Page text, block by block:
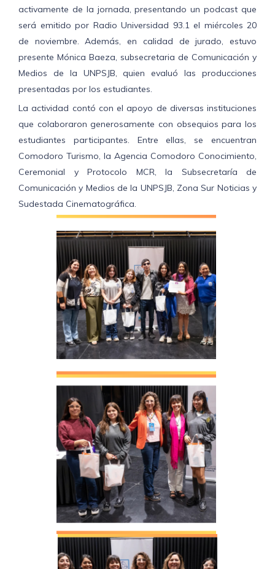
activamente de la jornada, presentando un podcast que
será emitido por Radio Universidad 93.1 el miércoles 20
de noviembre. Además, en calidad de jurado, estuvo
presente Mónica Baeza, subsecretaria de Comunicación y
Medios de la UNPSJB, quien evaluó las producciones
presentadas por los estudiantes.
La actividad contó con el apoyo de diversas instituciones
que colaboraron generosamente con obsequios para los
estudiantes participantes. Entre ellas, se encuentran
Comodoro Turismo, la Agencia Comodoro Conocimiento,
Ceremonial y Protocolo MCR, la Subsecretaría de
Comunicación y Medios de la UNPSJB, Zona Sur Noticias y
Sudestada Cinematográfica.